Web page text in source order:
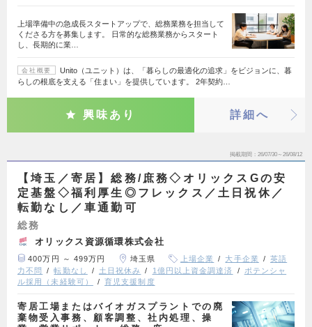
上場準備中の急成長スタートアップで、総務業務を担当して
くださる方を募集します。 日常的な総務業務からスタート
し、長期的に業…
会社概要
Unito（ユニット）は、「暮らしの最適化の追求」をビジョンに、暮
らしの根底を支える「住まい」を提供しています。 2年契約…
興味あり 詳細へ
掲載期間 26/07/30～26/08/12
【埼玉／寄居】総務/庶務◇オリックスGの安
定基盤◇福利厚生◎フレックス／土日祝休／
転勤なし／車通勤可
総務
オリックス資源循環株式会社
400万円 ～ 499万円 埼玉県 上場企業 大手企業
英語
力不問
転勤なし 土日祝休み 1億円以上資金調達済
ポテンシャ
ル採用（未経験可）
育児支援制度
寄居工場またはバイオガスプラントでの廃
棄物受入事務、顧客調整、社内処理、操